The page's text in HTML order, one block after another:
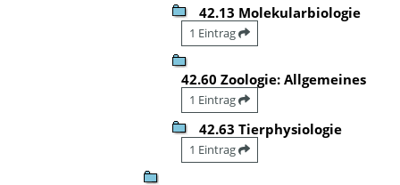
42.13 Molekularbiologie
1 Eintrag
42.60 Zoologie: Allgemeines
1 Eintrag
42.63 Tierphysiologie
1 Eintrag